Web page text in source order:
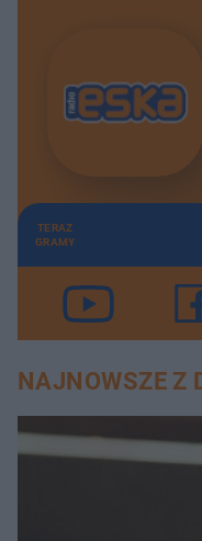
TERAZ
GRAMY
NAJNOWSZE Z